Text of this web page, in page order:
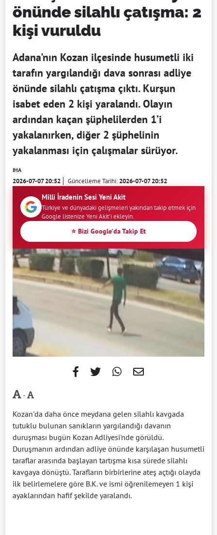
önünde silahlı çatışma: 2
kişi vuruldu
Adana'nın Kozan ilçesinde husumetli iki
tarafın yargılandığı dava sonrası adliye
önünde silahlı çatışma çıktı. Kurşun
isabet eden 2 kişi yaralandı. Olayın
ardından kaçan şüphelilerden 1’i
yakalanırken, diğer 2 şüphelinin
yakalanması için çalışmalar sürüyor.
IHA
2026-07-07 20:52 Güncelleme Tarihi:2026-07-07 20:52
Milli İradenin Sesi Yeni Akit
Türkiye ve dünyadaki gelişmeleri yakından takip etmek için
Google listenize Yeni Akit'i ekleyin.
⭐ Bizi Google'da Takip Et
-
Kozan'da daha önce meydana gelen silahlı kavgada
tutuklu bulunan sanıkların yargılandığı davanın
duruşması bugün Kozan Adliyesi'nde görüldü.
Duruşmanın ardından adliye önünde karşılaşan husumetli
taraflar arasında başlayan tartışma kısa sürede silahlı
kavgaya dönüştü. Tarafların birbirlerine ateş açtığı olayda
ilk belirlemelere göre B.K. ve ismi öğrenilemeyen 1 kişi
ayaklarından hafif şekilde yaralandı.